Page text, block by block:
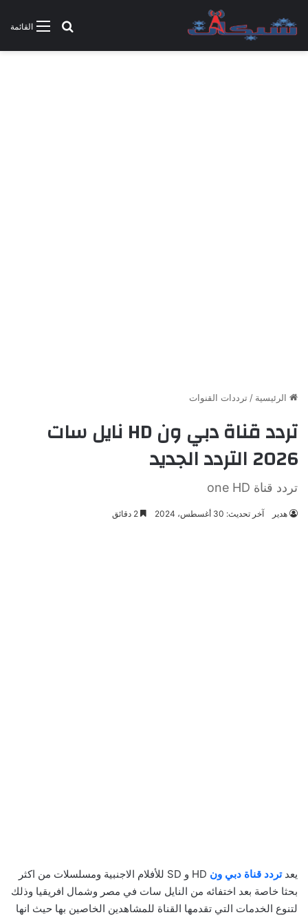
القائمةبحث عن
الرئيسية / ترددات القنوات
تردد قناة دبي ون HD نايل سات
2026 التردد الجديد
تردد قناة one HD
هدير آخر تحديث: 30 أغسطس، 2024
يعدتردد قناة دبي ون
HD و SD للأفلام الاجنبية ومسلسلات من اكثر
بحثا خاصة بعد اختفائه من النايل سات في مصر وشمال افريقيا وذلك
لتنوع الخدمات التي تقدمها القناة للمشاهدين الخاصين بها حيث انها